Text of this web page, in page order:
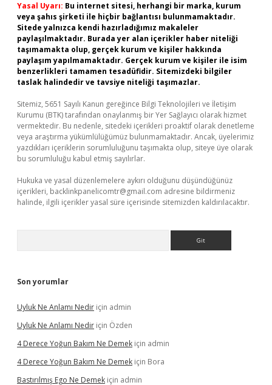
Yasal Uyarı: Bu internet sitesi, herhangi bir marka, kurum
veya şahıs şirketi ile hiçbir bağlantısı bulunmamaktadır.
Sitede yalnızca kendi hazırladığımız makaleler
paylaşılmaktadır. Burada yer alan içerikler haber niteliği
taşımamakta olup, gerçek kurum ve kişiler hakkında
paylaşım yapılmamaktadır. Gerçek kurum ve kişiler ile isim
benzerlikleri tamamen tesadüfidir. Sitemizdeki bilgiler
taslak halindedir ve tavsiye niteliği taşımazlar.
Sitemiz, 5651 Sayılı Kanun gereğince Bilgi Teknolojileri ve İletişim
Kurumu (BTK) tarafından onaylanmış bir Yer Sağlayıcı olarak hizmet
vermektedir. Bu nedenle, sitedeki içerikleri proaktif olarak denetleme
veya araştırma yükümlülüğümüz bulunmamaktadır. Ancak, üyelerimiz
yazdıkları içeriklerin sorumluluğunu taşımakta olup, siteye üye olarak
bu sorumluluğu kabul etmiş sayılırlar.
Hukuka ve yasal düzenlemelere aykırı olduğunu düşündüğünüz
içerikleri, backlinkpanelicomtr@gmail.com adresine bildirmeniz
halinde, ilgili içerikler yasal süre içerisinde sitemizden kaldırılacaktır.
Son yorumlar
Uyluk Ne Anlamı Nedir için admin
Uyluk Ne Anlamı Nedir için Özden
4 Derece Yoğun Bakım Ne Demek için admin
4 Derece Yoğun Bakım Ne Demek için Bora
Bastırılmış Ego Ne Demek için admin